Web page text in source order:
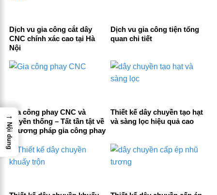
Dịch vu gia công cắt dây
CNC chính xác cao tại Hà
Nội
Dịch vu gia công tiện tổng
quan chi tiết
Gia công phay CNC và
truyền thống – Tất tần tật về
phương pháp gia công phay
Thiết kế dây chuyền tạo hạt
và sàng lọc hiệu quả cao
→
Nội dung